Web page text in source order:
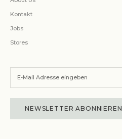
Kontakt
Jobs
Stores
NEWSLETTER ABONNIEREN